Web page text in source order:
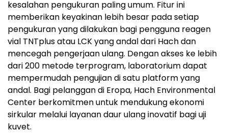
kesalahan pengukuran paling umum. Fitur ini
memberikan keyakinan lebih besar pada setiap
pengukuran yang dilakukan bagi pengguna reagen
vial TNTplus atau LCK yang andal dari Hach dan
mencegah pengerjaan ulang. Dengan akses ke lebih
dari 200 metode terprogram, laboratorium dapat
mempermudah pengujian di satu platform yang
andal. Bagi pelanggan di Eropa, Hach Environmental
Center berkomitmen untuk mendukung ekonomi
sirkular melalui layanan daur ulang inovatif bagi uji
kuvet.